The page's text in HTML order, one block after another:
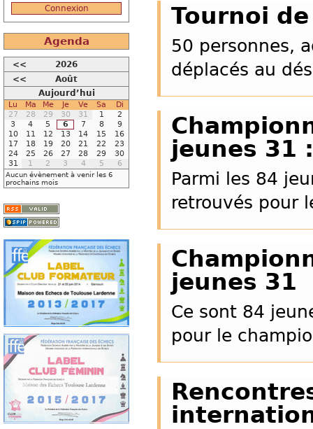
Tournoi
50 personnes,
déplacés au
jeunes 31
Parmi les 84
retrouvés pour
jeunes 31
Ce sont 84
pour le
Connexion
Agenda
<<
2026
<<
Août
Aujourd’hui
Lu Ma Me Je Ve Sa
Di
27
28 29 30 31 1
2
3
4 5 6 7 8
9
10
11 12 13 14 15
16
17
18 19 20 21 22
23
24
25 26 27 28 29
30
31
1 2 3 4 5 6
Aucun évènement à venir les 6
prochains mois